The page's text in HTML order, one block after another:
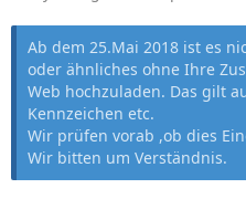
Ab dem 25.Mai 2018 ist es
oder ähnliches ohne Ihre
Web hochzuladen. Das gilt
Kennzeichen etc.
Wir prüfen vorab ,ob dies
Wir bitten um Verständnis.